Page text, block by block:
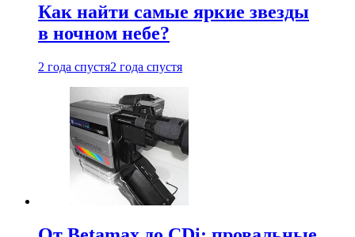
Как найти самые яркие звезды
в ночном небе?
2 года спустя2 года спустя